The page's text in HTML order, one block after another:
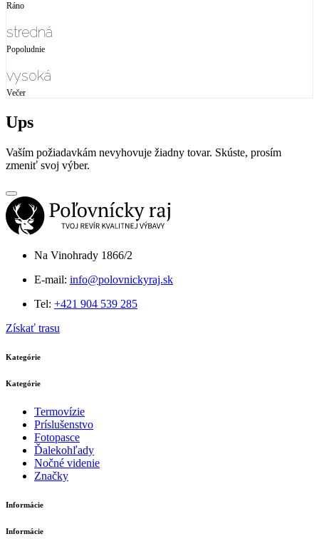
Ráno
stredná
Popoludnie
vysoká
Večer
Ups
Vaším požiadavkám nevyhovuje žiadny tovar. Skúste, prosím
zmeniť svoj výber.
Na Vinohrady 1866/2
E-mail: info@polovnickyraj.sk
Tel: +421 904 539 285
Získať trasu
Kategórie
Kategórie
Termovízie
Príslušenstvo
Fotopasce
Ďalekohľady
Nočné videnie
Značky
Informácie
Informácie